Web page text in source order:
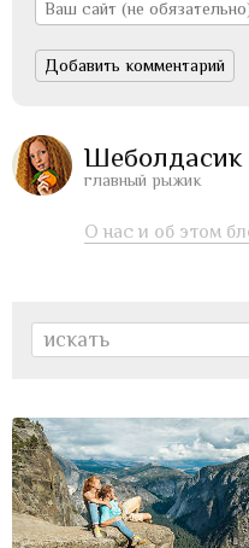
Шеболдасик
главный рыжик
О нас и об этом